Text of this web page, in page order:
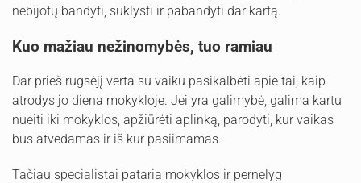
nebijotų bandyti, suklysti ir pabandyti dar kartą.
Kuo mažiau nežinomybės, tuo ramiau
Dar prieš rugsėjį verta su vaiku pasikalbėti apie tai, kaip
atrodys jo diena mokykloje. Jei yra galimybė, galima kartu
nueiti iki mokyklos, apžiūrėti aplinką, parodyti, kur vaikas
bus atvedamas ir iš kur pasiimamas.
Tačiau specialistai pataria mokyklos ir pernelyg